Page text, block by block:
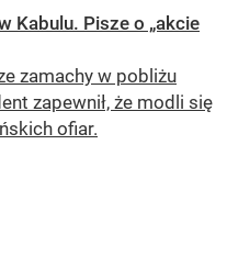
Kabulu. Pisze o „akcie
zamachy w pobliżu
zapewnił, że modli się
ofiar.